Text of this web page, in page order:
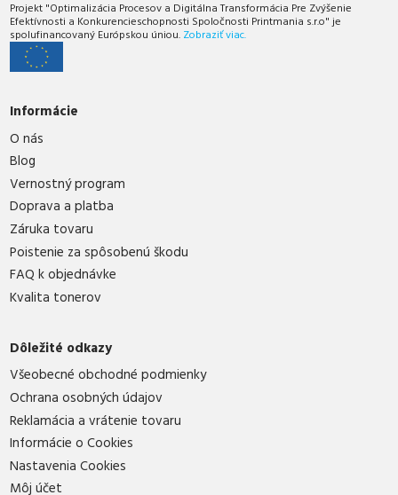
Projekt "Optimalizácia Procesov a Digitálna Transformácia Pre Zvýšenie
Efektívnosti a Konkurencieschopnosti Spoločnosti Printmania s.r.o" je
spolufinancovaný Európskou úniou. Zobraziť viac.
Informácie
O nás
Blog
Vernostný program
Doprava a platba
Záruka tovaru
Poistenie za spôsobenú škodu
FAQ k objednávke
Kvalita tonerov
Dôležité odkazy
Všeobecné obchodné podmienky
Ochrana osobných údajov
Reklamácia a vrátenie tovaru
Informácie o Cookies
Nastavenia Cookies
Môj účet